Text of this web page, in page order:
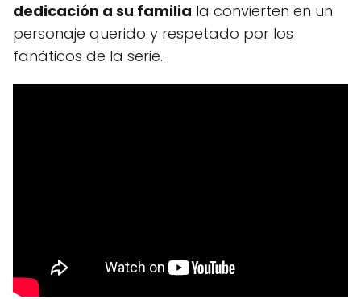
dedicación a su familia la convierten en un
personaje querido y respetado por los
fanáticos de la serie.